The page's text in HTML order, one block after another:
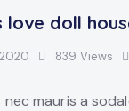
doll
839 Views
mauris a